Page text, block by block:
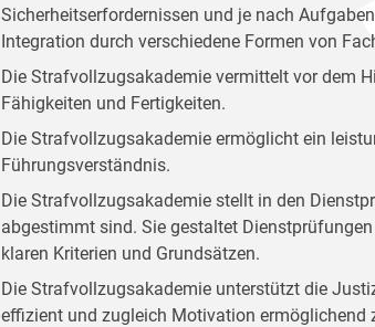
Sicherheitserfordernissen und je nach
Integration durch verschiedene Formen von
Die Strafvollzugsakademie vermittelt vor dem
Fähigkeiten und Fertigkeiten.
Die Strafvollzugsakademie ermöglicht ein
Führungsverständnis.
Die Strafvollzugsakademie stellt in den
abgestimmt sind. Sie gestaltet
klaren Kriterien und Grundsätzen.
Die Strafvollzugsakademie unterstützt die
effizient und zugleich Motivation ermöglichend